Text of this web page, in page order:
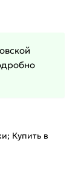
Купить в